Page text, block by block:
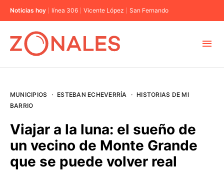
Noticias hoy línea 306 Vicente López San Fernando
CABA
BUENOS AIRES
PROVINCIAS
MUNICIPIOS · ESTEBAN ECHEVERRÍA · HISTORIAS DE MI
BARRIO
Viajar a la luna: el sueño de
un vecino de Monte Grande
que se puede volver real